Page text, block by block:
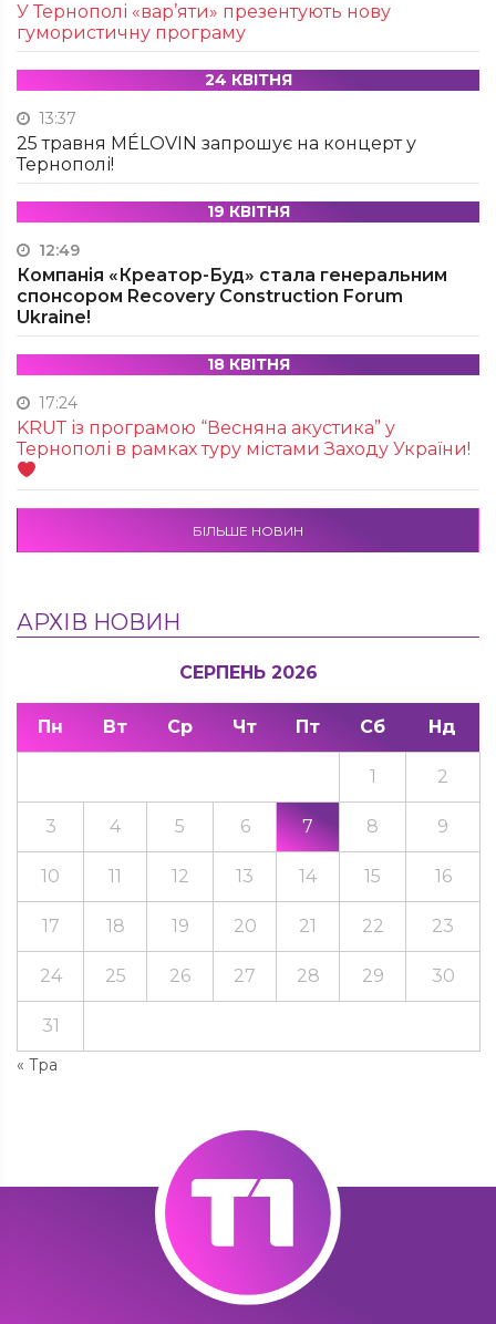
У Тернополі «вар’яти» презентують нову
гумористичну програму
24 КВІТНЯ
13:37
25 травня MÉLOVIN запрошує на концерт у
Тернополі!
19 КВІТНЯ
12:49
Компанія «Креатор-Буд» стала генеральним
спонсором Recovery Construction Forum
Ukraine!
18 КВІТНЯ
17:24
KRUТ із програмою “Весняна акустика” у
Тернополі в рамках туру містами Заходу України!
БІЛЬШЕ НОВИН
АРХІВ НОВИН
СЕРПЕНЬ 2026
Пн Вт Ср Чт Пт Сб Нд
« Тра
1 2
3 4 5 6 7 8 9
10 11 12 13 14 15 16
17 18 19 20 21 22 23
24 25 26 27 28 29 30
31